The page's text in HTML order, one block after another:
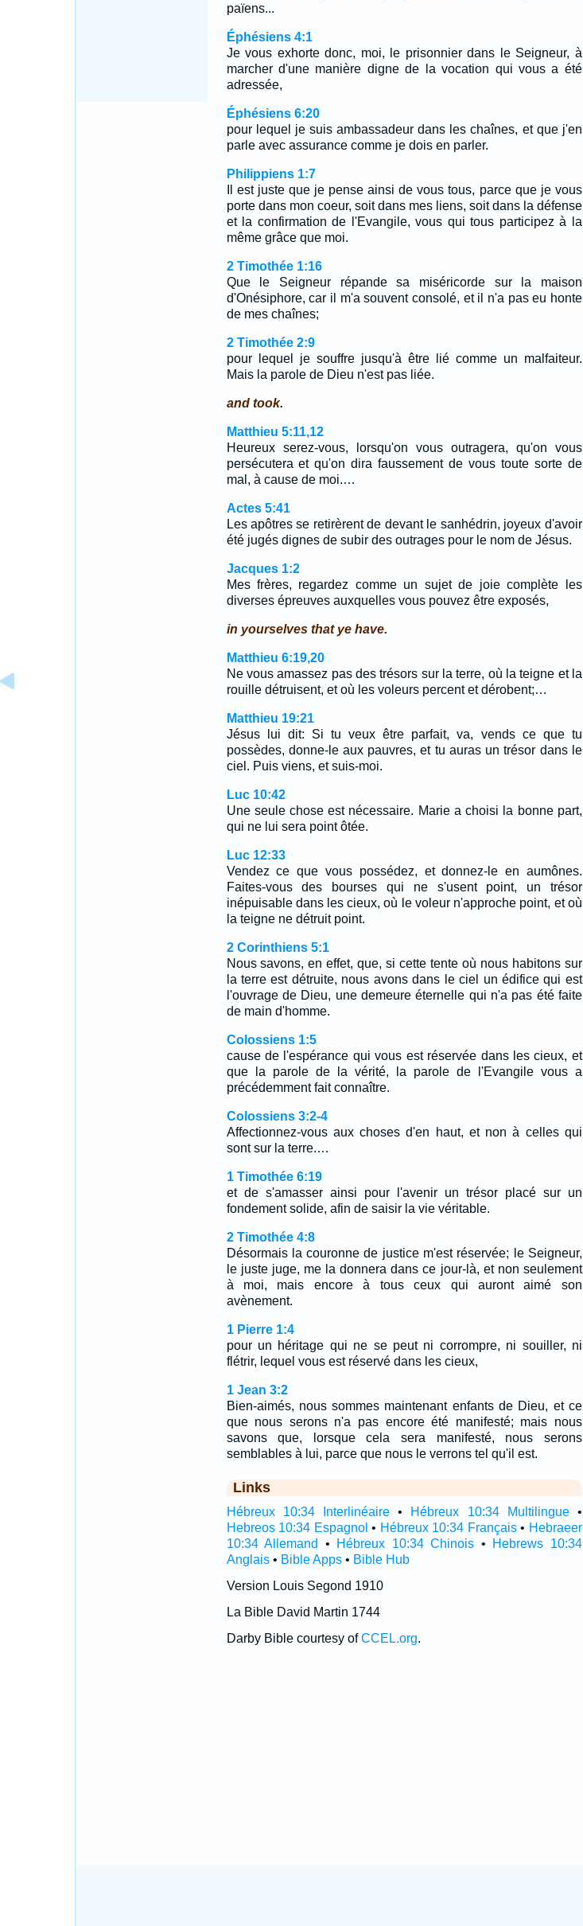
païens...
Éphésiens 4:1
Je vous exhorte donc, moi, le prisonnier dans le Seigneur, à
marcher d'une manière digne de la vocation qui vous a été
adressée,
Éphésiens 6:20
pour lequel je suis ambassadeur dans les chaînes, et que j'en
parle avec assurance comme je dois en parler.
Philippiens 1:7
Il est juste que je pense ainsi de vous tous, parce que je vous
porte dans mon coeur, soit dans mes liens, soit dans la défense
et la confirmation de l'Evangile, vous qui tous participez à la
même grâce que moi.
2 Timothée 1:16
Que le Seigneur répande sa miséricorde sur la maison
d'Onésiphore, car il m'a souvent consolé, et il n'a pas eu honte
de mes chaînes;
2 Timothée 2:9
pour lequel je souffre jusqu'à être lié comme un malfaiteur.
Mais la parole de Dieu n'est pas liée.
and took.
Matthieu 5:11,12
Heureux serez-vous, lorsqu'on vous outragera, qu'on vous
persécutera et qu'on dira faussement de vous toute sorte de
mal, à cause de moi.…
Actes 5:41
Les apôtres se retirèrent de devant le sanhédrin, joyeux d'avoir
été jugés dignes de subir des outrages pour le nom de Jésus.
Jacques 1:2
Mes frères, regardez comme un sujet de joie complète les
diverses épreuves auxquelles vous pouvez être exposés,
in yourselves that ye have.
Matthieu 6:19,20
Ne vous amassez pas des trésors sur la terre, où la teigne et la
rouille détruisent, et où les voleurs percent et dérobent;…
Matthieu 19:21
Jésus lui dit: Si tu veux être parfait, va, vends ce que tu
possèdes, donne-le aux pauvres, et tu auras un trésor dans le
ciel. Puis viens, et suis-moi.
Luc 10:42
Une seule chose est nécessaire. Marie a choisi la bonne part,
qui ne lui sera point ôtée.
Luc 12:33
Vendez ce que vous possédez, et donnez-le en aumônes.
Faites-vous des bourses qui ne s'usent point, un trésor
inépuisable dans les cieux, où le voleur n'approche point, et où
la teigne ne détruit point.
2 Corinthiens 5:1
Nous savons, en effet, que, si cette tente où nous habitons sur
la terre est détruite, nous avons dans le ciel un édifice qui est
l'ouvrage de Dieu, une demeure éternelle qui n'a pas été faite
de main d'homme.
Colossiens 1:5
cause de l'espérance qui vous est réservée dans les cieux, et
que la parole de la vérité, la parole de l'Evangile vous a
précédemment fait connaître.
Colossiens 3:2-4
Affectionnez-vous aux choses d'en haut, et non à celles qui
sont sur la terre.…
1 Timothée 6:19
et de s'amasser ainsi pour l'avenir un trésor placé sur un
fondement solide, afin de saisir la vie véritable.
2 Timothée 4:8
Désormais la couronne de justice m'est réservée; le Seigneur,
le juste juge, me la donnera dans ce jour-là, et non seulement
à moi, mais encore à tous ceux qui auront aimé son
avènement.
1 Pierre 1:4
pour un héritage qui ne se peut ni corrompre, ni souiller, ni
flétrir, lequel vous est réservé dans les cieux,
1 Jean 3:2
Bien-aimés, nous sommes maintenant enfants de Dieu, et ce
que nous serons n'a pas encore été manifesté; mais nous
savons que, lorsque cela sera manifesté, nous serons
semblables à lui, parce que nous le verrons tel qu'il est.
Links
Hébreux 10:34 Interlinéaire• Hébreux 10:34 Multilingue•
Hebreos 10:34 Espagnol • Hébreux 10:34 Français• Hebraeer
10:34 Allemand
• Hébreux 10:34 Chinois • Hebrews 10:34
Anglais• Bible Apps• Bible Hub
Version Louis Segond 1910
La Bible David Martin 1744
Darby Bible courtesy ofCCEL.org.